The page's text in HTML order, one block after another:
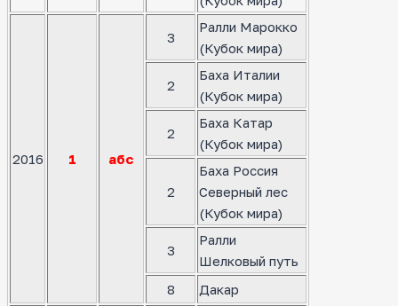
2016 1 абс
3
Ралли Марокко
(Кубок мира)
2
Баха Италии
(Кубок мира)
2
Баха Катар
(Кубок мира)
2
Баха Россия
Северный лес
(Кубок мира)
3
Ралли
Шелковый путь
8
Дакар